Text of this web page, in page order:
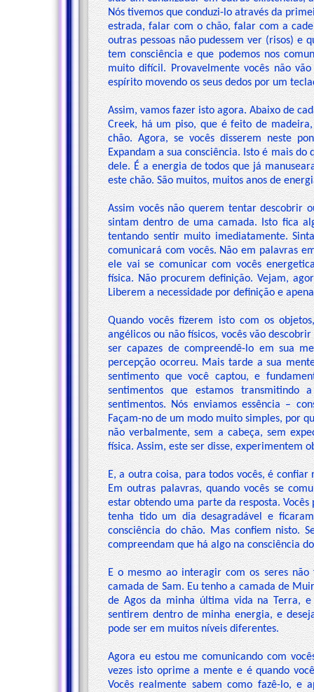
Nós tivemos que conduzi-lo através da
estrada, falar com o chão, falar com a
outras pessoas não pudessem ver (risos) e
tem consciência e que podemos nos
muito difícil. Provavelmente vocês não
espírito movendo os seus dedos por um
Assim, vamos fazer isto agora. Abaixo de
Creek, há um piso, que é feito de
chão. Agora, se vocês disserem neste
Expandam a sua consciência. Isto é mais
dele. É a energia de todos que já
este chão. São muitos, muitos anos de
Assim vocês não querem tentar descobrir
sintam dentro de uma camada. Isto fica
tentando sentir muito imediatamente.
comunicará com vocês. Não em palavras
ele vai se comunicar com vocês
física. Não procurem definição. Vejam,
Liberem a necessidade por definição e
Quando vocês fizerem isto com os
angélicos ou não físicos, vocês vão
ser capazes de compreendê-lo em sua
percepção ocorreu. Mais tarde a sua
sentimento que você captou, e
sentimentos que estamos transmitindo
sentimentos. Nós enviamos essência –
Façam-no de um modo muito simples, por
não verbalmente, sem a cabeça, sem
física. Assim, este ser disse, experimentem
E, a outra coisa, para todos vocês, é confiar
Em outras palavras, quando vocês se
estar obtendo uma parte da resposta.
tenha tido um dia desagradável e
consciência do chão. Mas confiem nisto.
compreendam que há algo na consciência
E o mesmo ao interagir com os seres não
camada de Sam. Eu tenho a camada de
de Agos da minha última vida na Terra, e
sentirem dentro de minha energia, e
pode ser em muitos níveis diferentes.
Agora eu estou me comunicando com
vezes isto oprime a mente e é quando
Vocês realmente sabem como fazê-lo, e